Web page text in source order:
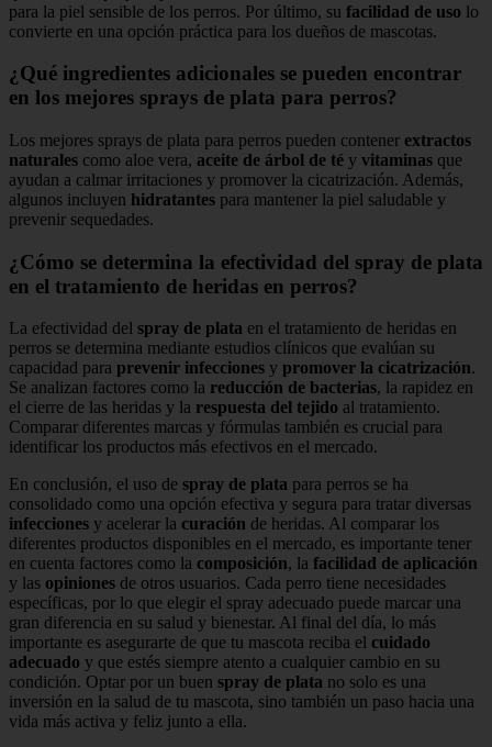
para la piel sensible de los perros. Por último, su facilidad de uso lo
convierte en una opción práctica para los dueños de mascotas.
¿Qué ingredientes adicionales se pueden encontrar
en los mejores sprays de plata para perros?
Los mejores sprays de plata para perros pueden contener extractos
naturales como aloe vera, aceite de árbol de té y vitaminas que
ayudan a calmar irritaciones y promover la cicatrización. Además,
algunos incluyen hidratantes para mantener la piel saludable y
prevenir sequedades.
¿Cómo se determina la efectividad del spray de plata
en el tratamiento de heridas en perros?
La efectividad del spray de plata en el tratamiento de heridas en
perros se determina mediante estudios clínicos que evalúan su
capacidad para prevenir infecciones y promover la cicatrización.
Se analizan factores como la reducción de bacterias, la rapidez en
el cierre de las heridas y la respuesta del tejido al tratamiento.
Comparar diferentes marcas y fórmulas también es crucial para
identificar los productos más efectivos en el mercado.
En conclusión, el uso de spray de plata para perros se ha
consolidado como una opción efectiva y segura para tratar diversas
infecciones y acelerar la curación de heridas. Al comparar los
diferentes productos disponibles en el mercado, es importante tener
en cuenta factores como la composición, la facilidad de aplicación
y las opiniones de otros usuarios. Cada perro tiene necesidades
específicas, por lo que elegir el spray adecuado puede marcar una
gran diferencia en su salud y bienestar. Al final del día, lo más
importante es asegurarte de que tu mascota reciba el cuidado
adecuado y que estés siempre atento a cualquier cambio en su
condición. Optar por un buen spray de plata no solo es una
inversión en la salud de tu mascota, sino también un paso hacia una
vida más activa y feliz junto a ella.